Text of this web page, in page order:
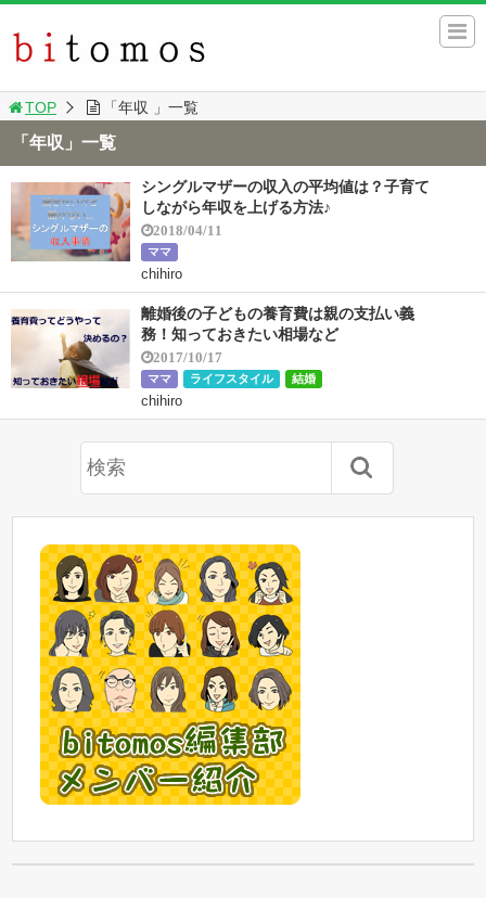
TOP 「年収 」一覧
「年収」一覧
シングルマザーの収入の平均値は？子育て
しながら年収を上げる方法♪
2018/04/11
ママ
chihiro
離婚後の子どもの養育費は親の支払い義
務！知っておきたい相場など
2017/10/17
ママ ライフスタイル 結婚
chihiro